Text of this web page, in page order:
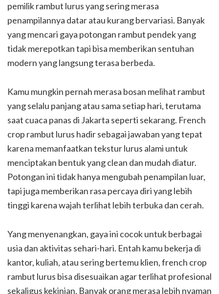
pemilik rambut lurus yang sering merasa
penampilannya datar atau kurang bervariasi. Banyak
yang mencari gaya potongan rambut pendek yang
tidak merepotkan tapi bisa memberikan sentuhan
modern yang langsung terasa berbeda.
Kamu mungkin pernah merasa bosan melihat rambut
yang selalu panjang atau sama setiap hari, terutama
saat cuaca panas di Jakarta seperti sekarang. French
crop rambut lurus hadir sebagai jawaban yang tepat
karena memanfaatkan tekstur lurus alami untuk
menciptakan bentuk yang clean dan mudah diatur.
Potongan ini tidak hanya mengubah penampilan luar,
tapi juga memberikan rasa percaya diri yang lebih
tinggi karena wajah terlihat lebih terbuka dan cerah.
Yang menyenangkan, gaya ini cocok untuk berbagai
usia dan aktivitas sehari-hari. Entah kamu bekerja di
kantor, kuliah, atau sering bertemu klien, french crop
rambut lurus bisa disesuaikan agar terlihat profesional
sekaligus kekinian. Banyak orang merasa lebih nyaman